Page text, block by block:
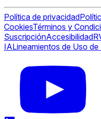
Política de privacidad
CookiesTérminos y
SuscripciónAccesibilidad
IALineamientos de Uso